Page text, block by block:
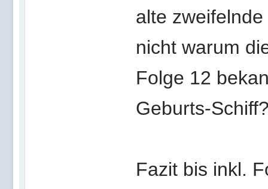
alte
nicht warum
Folge 12
Geburts-
Fazit bis inkl.